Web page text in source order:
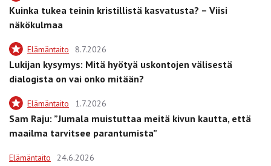
Kuinka tukea teinin kristillistä kasvatusta? – Viisi
näkökulmaa
Elämäntaito 8.7.2026
Lukijan kysymys: Mitä hyötyä uskontojen välisestä
dialogista on vai onko mitään?
Elämäntaito 1.7.2026
Sam Raju: ”Jumala muistuttaa meitä kivun kautta, että
maailma tarvitsee parantumista”
Elämäntaito 24.6.2026